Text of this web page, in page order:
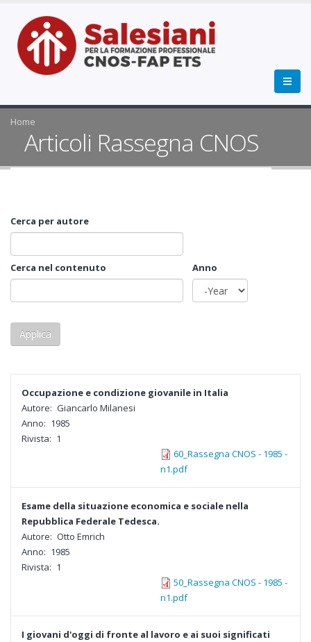
Home
Articoli Rassegna CNOS
Cerca per autore
Cerca nel contenuto
Anno
Anno
Year
Occupazione e condizione giovanile in Italia
Autore: Giancarlo Milanesi
Anno: 1985
Rivista: 1
60_Rassegna CNOS - 1985 -
n1.pdf
Esame della situazione economica e sociale nella
Repubblica Federale Tedesca.
Autore: Otto Emrich
Anno: 1985
Rivista: 1
50_Rassegna CNOS - 1985 -
n1.pdf
I giovani d'oggi di fronte al lavoro e ai suoi significati